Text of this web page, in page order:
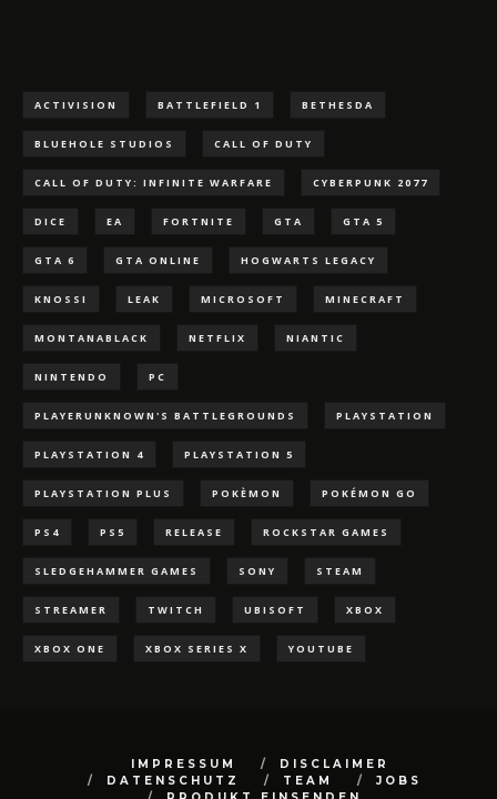
ACTIVISION BATTLEFIELD 1 BETHESDA
BLUEHOLE STUDIOS CALL OF DUTY
CALL OF DUTY: INFINITE WARFARE CYBERPUNK 2077
DICE EA FORTNITE GTA GTA 5
GTA 6 GTA ONLINE HOGWARTS LEGACY
KNOSSI LEAK MICROSOFT MINECRAFT
MONTANABLACK NETFLIX NIANTIC
NINTENDO PC
PLAYERUNKNOWN'S BATTLEGROUNDS PLAYSTATION
PLAYSTATION 4 PLAYSTATION 5
PLAYSTATION PLUS POKÈMON POKÉMON GO
PS4 PS5 RELEASE ROCKSTAR GAMES
SLEDGEHAMMER GAMES SONY STEAM
STREAMER TWITCH UBISOFT XBOX
XBOX ONE XBOX SERIES X YOUTUBE
IMPRESSUM
DISCLAIMER
DATENSCHUTZ
TEAM
JOBS